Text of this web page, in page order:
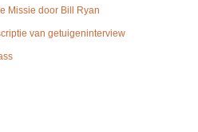
Missie door Bill Ryan
van getuigeninterview